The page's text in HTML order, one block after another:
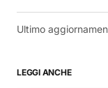
Ultimo
LEGGI ANCHE